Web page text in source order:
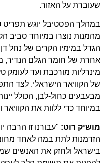
שעוברת על האזור.
מהמנות נוצרו במיוחד סביב
הגדל במימיו הקרים של נחל
אחרת של חומר הגלם הנדיר,
מינרליות מורכבת ועד לעומק
של הקוויאר הישראלי. לצד
מבעבעים כחול-לבן, הכולל
במיוחד כדי ללוות את
מושיק רוט: "עבורנו זו הרבה
הזדמנות לתת במה לאחד
בישראל ולחזק את האנשים